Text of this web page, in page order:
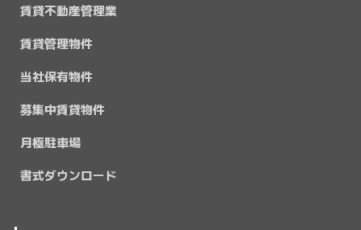
賃貸不動産管理業
賃貸管理物件
当社保有物件
募集中賃貸物件
月極駐車場
書式ダウンロード